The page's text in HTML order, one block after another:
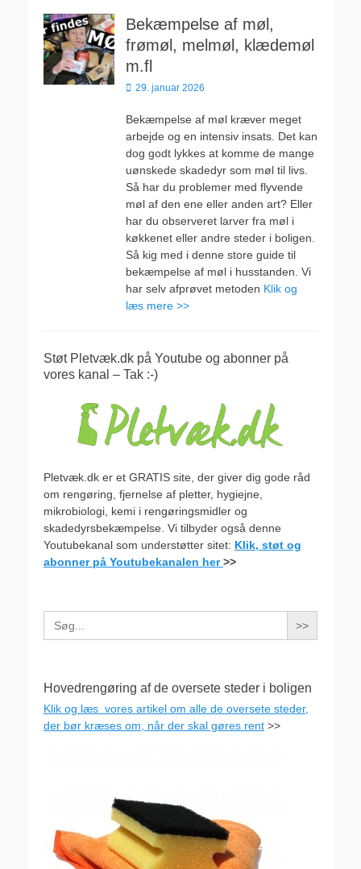
Bekæmpelse af møl,
frømøl, melmøl, klædemøl
m.fl
Udgivet
29. januar 2026
Bekæmpelse af møl kræver meget
arbejde og en intensiv insats. Det kan
dog godt lykkes at komme de mange
uønskede skadedyr som møl til livs.
Så har du problemer med flyvende
møl af den ene eller anden art? Eller
har du observeret larver fra møl i
køkkenet eller andre steder i boligen.
Så kig med i denne store guide til
bekæmpelse af møl i husstanden. Vi
har selv afprøvet metoden Klik og
læs mere >>
Støt Pletvæk.dk på Youtube og abonner på
vores kanal – Tak :-)
Pletvæk.dk er et GRATIS site, der giver dig gode råd
om rengøring, fjernelse af pletter, hygiejne,
mikrobiologi, kemi i rengøringsmidler og
skadedyrsbekæmpelse. Vi tilbyder også denne
Youtubekanal som understøtter sitet: Klik, støt og
abonner på Youtubekanalen her>>
Search
for:
Hovedrengøring af de oversete steder i boligen
Klik og læs vores artikel om alle de oversete steder,
der bør kræses om, når der skal gøres rent >>